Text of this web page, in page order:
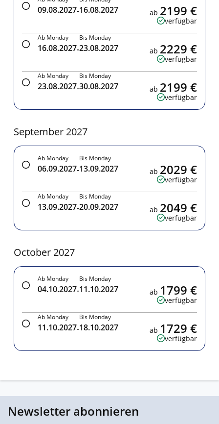
09.08.2027-16.08.2027
verfügbar
ab 2199 €
Ab Monday
16.08.2027-
Bis Monday
23.08.2027
verfügbar
ab 2229 €
Ab Monday
23.08.2027-
Bis Monday
30.08.2027
verfügbar
ab 2199 €
September 2027
Ab Monday
06.09.2027-
Bis Monday
13.09.2027
verfügbar
ab 2029 €
Ab Monday
13.09.2027-
Bis Monday
20.09.2027
verfügbar
ab 2049 €
October 2027
Ab Monday
04.10.2027-
Bis Monday
11.10.2027
verfügbar
ab 1799 €
Ab Monday
11.10.2027-
Bis Monday
18.10.2027
verfügbar
ab 1729 €
Newsletter abonnieren